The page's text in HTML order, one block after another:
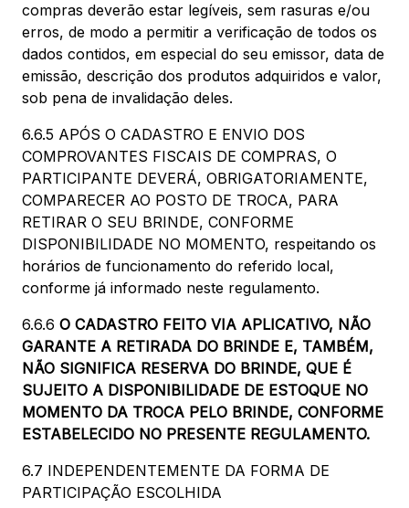
compras deverão estar legíveis, sem rasuras e/ou
erros, de modo a permitir a verificação de todos os
dados contidos, em especial do seu emissor, data de
emissão, descrição dos produtos adquiridos e valor,
sob pena de invalidação deles.
6.6.5 APÓS O CADASTRO E ENVIO DOS
COMPROVANTES FISCAIS DE COMPRAS, O
PARTICIPANTE DEVERÁ, OBRIGATORIAMENTE,
COMPARECER AO POSTO DE TROCA, PARA
RETIRAR O SEU BRINDE, CONFORME
DISPONIBILIDADE NO MOMENTO, respeitando os
horários de funcionamento do referido local,
conforme já informado neste regulamento.
6.6.6 O CADASTRO FEITO VIA APLICATIVO, NÃO
GARANTE A RETIRADA DO BRINDE E, TAMBÉM,
NÃO SIGNIFICA RESERVA DO BRINDE, QUE É
SUJEITO A DISPONIBILIDADE DE ESTOQUE NO
MOMENTO DA TROCA PELO BRINDE, CONFORME
ESTABELECIDO NO PRESENTE REGULAMENTO.
6.7 INDEPENDENTEMENTE DA FORMA DE
PARTICIPAÇÃO ESCOLHIDA